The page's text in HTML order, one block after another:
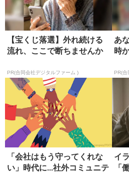
【宝くじ落選】外れ続ける
流れ、ここで断ちませんか
PR(合同会社デジタルファーム )
あ
時
PR(合
「会社はもう守ってくれな
い」時代に...社外コミュニテ
イ
「